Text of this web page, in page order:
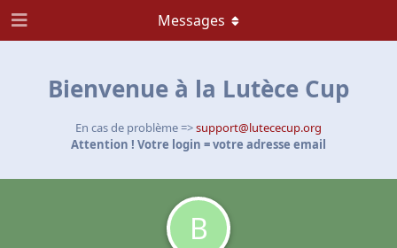
Bienvenue à la Lutèce Cup
En cas de problème =>support@lutececup.org
Attention ! Votre login = votre adresse email
B
Messages